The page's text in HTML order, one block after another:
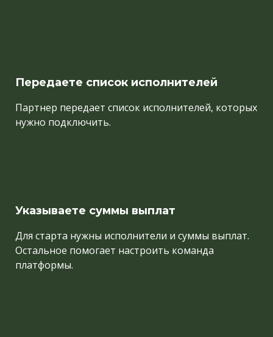
Передаете список исполнителей
Партнер передает список исполнителей, которых
нужно подключить.
Указываете суммы выплат
Для старта нужны исполнители и суммы выплат.
Остальное помогает настроить команда
платформы.